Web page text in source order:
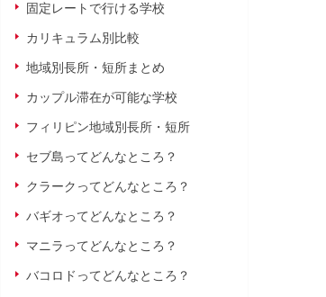
固定レートで行ける学校
カリキュラム別比較
地域別長所・短所まとめ
カップル滞在が可能な学校
フィリピン地域別長所・短所
セブ島ってどんなところ？
クラークってどんなところ？
バギオってどんなところ？
マニラってどんなところ？
バコロドってどんなところ？